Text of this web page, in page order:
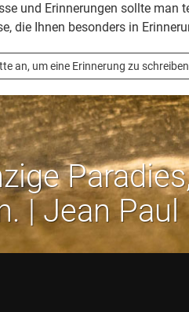
und Erinnerungen sollte man
die Ihnen besonders in
an, um eine Erinnerung zu schreiben
| Jean Paul